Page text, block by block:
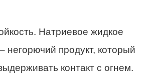
Натриевое жидкое
негорючий продукт, который
контакт с огнем.